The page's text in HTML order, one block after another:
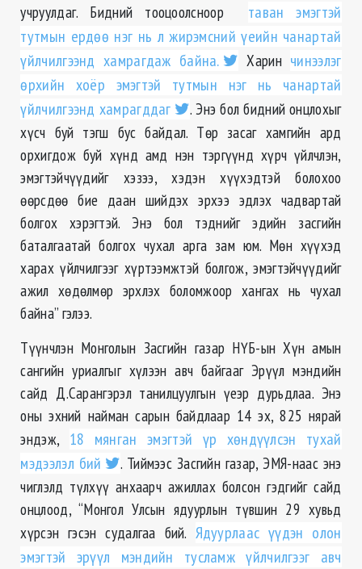
учруулдаг. Бидний тооцоолсноор таван эмэгтэй
тутмын ердөө нэг нь л жирэмсний үеийн чанартай
үйлчилгээнд хамрагдаж байна.
Харин чинээлэг
өрхийн хоёр эмэгтэй тутмын нэг нь чанартай
үйлчилгээнд хамрагддаг
. Энэ бол бидний онцлохыг
хүсч буй тэгш бус байдал. Төр засаг хамгийн ард
орхигдож буй хүнд амд нэн тэргүүнд хүрч үйлчлэн,
эмэгтэйчүүдийг хэзээ, хэдэн хүүхэдтэй болохоо
өөрсдөө бие даан шийдэх эрхээ эдлэх чадвартай
болгох хэрэгтэй. Энэ бол тэднийг эдийн засгийн
баталгаатай болгох чухал арга зам юм. Мөн хүүхэд
харах үйлчилгээг хүртээмжтэй болгож, эмэгтэйчүүдийг
ажил хөдөлмөр эрхлэх боломжоор хангах нь чухал
байна” гэлээ.
Түүнчлэн Монголын Засгийн газар НҮБ-ын Хүн амын
сангийн уриалгыг хүлээн авч байгааг Эрүүл мэндийн
сайд Д.Сарангэрэл танилцуулгын үеэр дурьдлаа. Энэ
оны эхний найман сарын байдлаар 14 эх, 825 нярай
эндэж, 18 мянган эмэгтэй үр хөндүүлсэн тухай
мэдээлэл бий
. Тиймээс Засгийн газар, ЭМЯ-наас энэ
чиглэлд түлхүү анхаарч ажиллах болсон гэдгийг сайд
онцлоод, “Монгол Улсын ядуурлын түвшин 29 хувьд
хүрсэн гэсэн судалгаа бий. Ядуурлаас үүдэн олон
эмэгтэй эрүүл мэндийн тусламж үйлчилгээг авч